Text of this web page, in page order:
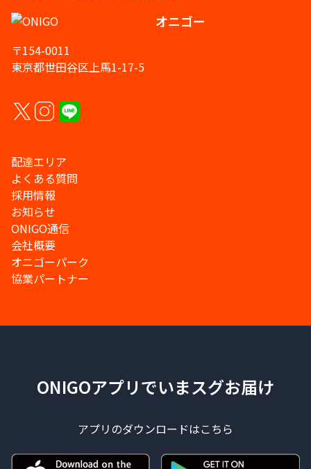
オニゴー
〒154-0011
東京都世田谷区上馬1-17-5
配達エリア
よくある質問
採用情報
お知らせ
ONIGO通信
会社概要
オニゴーパーク
協業パートナー
ONIGOアプリでいまスグお届け
アプリのダウンロードはこちら